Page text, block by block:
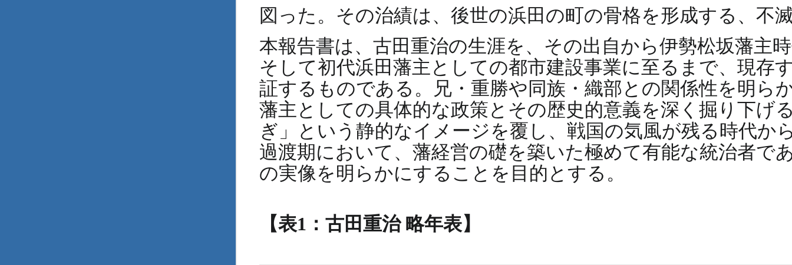
図った。その治績は、後世の浜田の町の骨格を形成する、不
本報告書は、古田重治の生涯を、その出自から伊勢松坂藩主
そして初代浜田藩主としての都市建設事業に至るまで、現存
証するものである。兄・重勝や同族・織部との関係性を明ら
藩主としての具体的な政策とその歴史的意義を深く掘り下げ
ぎ」という静的なイメージを覆し、戦国の気風が残る時代か
過渡期において、藩経営の礎を築いた極めて有能な統治者で
の実像を明らかにすることを目的とする。
【表1：古田重治 略年表】